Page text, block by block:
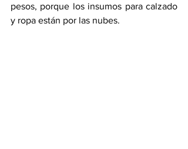
pesos, porque los insumos para calzado
y ropa están por las nubes.